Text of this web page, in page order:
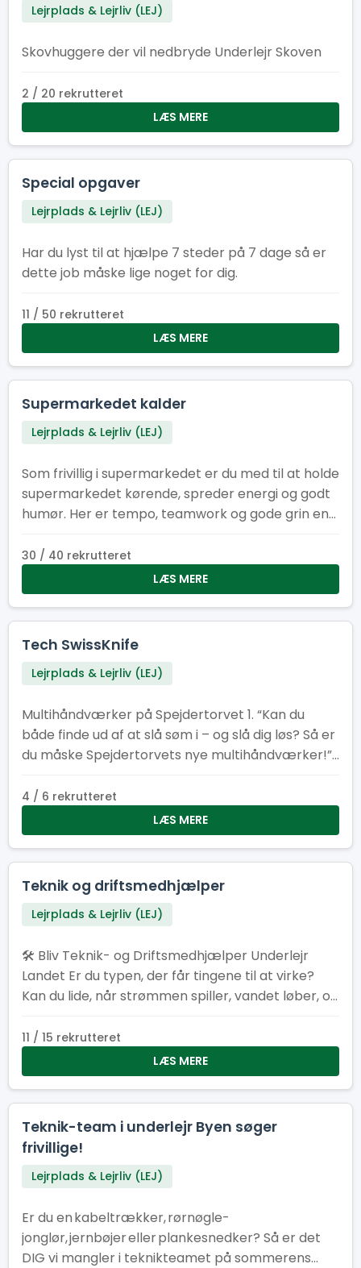
Lejrplads & Lejrliv (LEJ)
Skovhuggere der vil nedbryde Underlejr Skoven
2 / 20 rekrutteret
LÆS MERE
Special opgaver
Lejrplads & Lejrliv (LEJ)
Har du lyst til at hjælpe 7 steder på 7 dage så er
dette job måske lige noget for dig.
11 / 50 rekrutteret
LÆS MERE
Supermarkedet kalder
Lejrplads & Lejrliv (LEJ)
Som frivillig i supermarkedet er du med til at holde
supermarkedet kørende, spreder energi og godt
humør. Her er tempo, teamwork og gode grin en
hylderne er fyldt med energi om formiddagen og
30 / 40 rekrutteret
LÆS MERE
Tech SwissKnife
Lejrplads & Lejrliv (LEJ)
Multihåndværker på Spejdertorvet 1. “Kan du
både finde ud af at slå søm i – og slå dig løs? Så er
du måske Spejdertorvets nye multihåndværker!”
lyst til at bruge den? Vi søger en frivillig
altmulig‑helt til Spejdertorvet.” 3. “Er du typen der
elsker duften af savsmuld om morgenen? Bliv
endnu federe!” 4. “Multihåndværker søges! Løn:
Kaffe, godt selskab og følelsen af at være dagens
helt.” 5. “Kan du fikse ting, der knirker, knager eller
4 / 6 rekrutteret
LÆS MERE
Teknik og driftsmedhjælper
Lejrplads & Lejrliv (LEJ)
🛠️ Bliv Teknik- og Driftsmedhjælper Underlejr
Landet Er du typen, der får tingene til at virke?
Kan du lide, når strømmen spiller, vandet løber, og
driftsmedhjælper bliver du en del af holdet bag
kulisserne, der får lejren til at hænge sammen.
11 / 15 rekrutteret
LÆS MERE
Teknik-team i underlejr Byen søger
frivillige!
Lejrplads & Lejrliv (LEJ)
Er du en kabeltrækker, rørnøgle-
jonglør, jernbøjer eller plankesnedker? Så er det
DIG vi mangler i teknikteamet på sommerens